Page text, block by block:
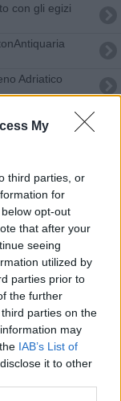
My
third parties, or
for
opt-out
that after your
seeing
utilized by
parties prior to
the further
parties on the
may
IAB’s List of
it to other
con gli egizi
Adriatico
più
pre-Covid
fiocchi
artista
ripartenza
del nastro